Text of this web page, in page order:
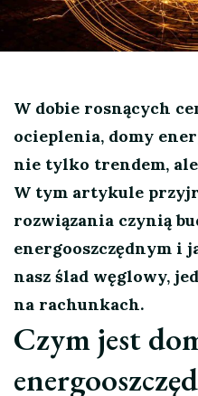
W dobie rosnących
ocieplenia, domy
nie tylko trendem,
W tym artykule
rozwiązania czynią
energooszczędnym i
nasz ślad węglowy,
na rachunkach.
Czym jest